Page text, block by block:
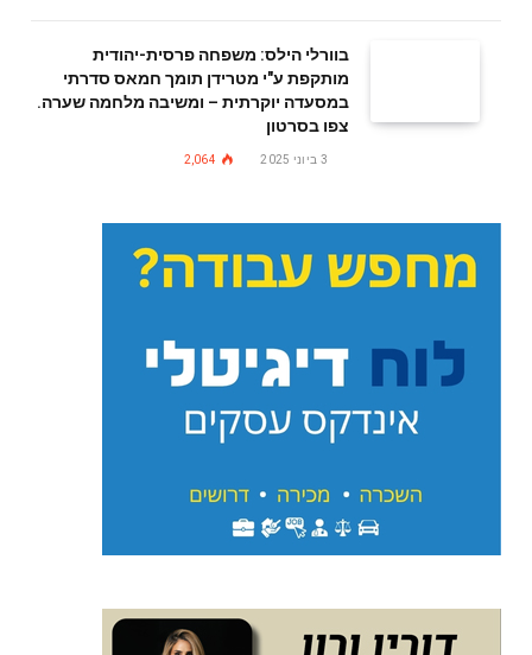
בוורלי הילס: משפחה פרסית-יהודית
מותקפת ע"י מטרידן תומך חמאס סדרתי
במסעדה יוקרתית – ומשיבה מלחמה שערה.
צפו בסרטון
3 ביוני 2025 2,064